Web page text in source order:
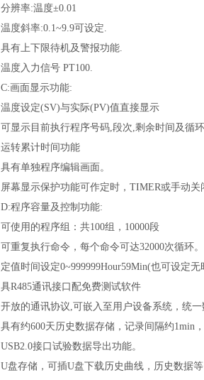
分辨率:温度±0.01
温度斜率:0.1~9.9可设定.
具有上下限待机及警报功能.
温度入力信号 PT100.
C:画面显示功能:
温度设定(SV)与实际(PV)值直接显示
可显示目前执行程序号码,段次,剩余时间及循
运转累计时间功能
具有单独程序编辑画面。
屏幕显示保护功能可作定时，TIMER或手动关
D:程序容量及控制功能:
可使用的程序组：共100组，10000段
可重复执行命令，每个命令可达32000次循环。
定值时间设定0~999999Hour59Min(也可设定无
具R485通讯接口配免费测试软件
开放的通讯协议,可嵌入至用户设备系统，统
具有约600天历史数据存储，记录间隔约1min
USB2.0接口试验数据导出功能。
U盘存储，可插U盘下载历史曲线，历史数据等